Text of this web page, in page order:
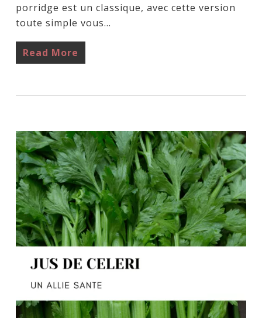
porridge est un classique, avec cette version
toute simple vous…
Read More